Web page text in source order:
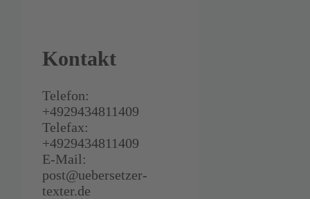
Kontakt
Telefon:
+4929434811409
Telefax:
+4929434811409
E-Mail:
post@uebersetzer-
texter.de